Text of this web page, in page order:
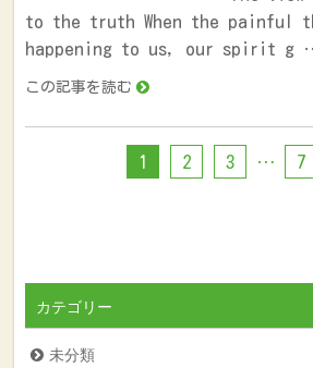
to the truth When the painful
happening to us, our spirit g
この記事を読む
1 2 3 … 7
カテゴリー
未分類